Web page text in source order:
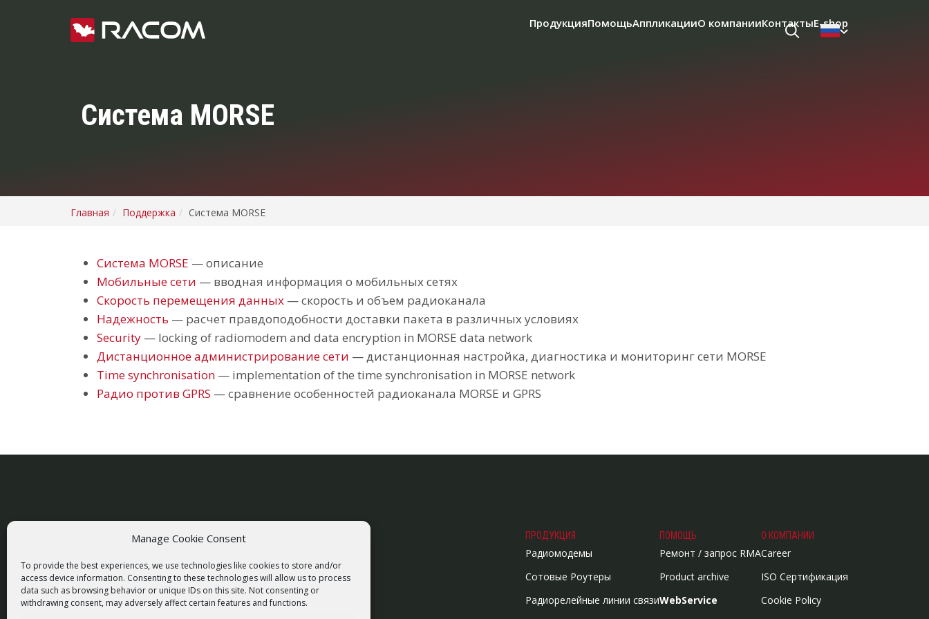
Manage Cookie Consent
To provide the best experiences, we use technologies like cookies to store and/or
access device information. Consenting to these technologies will allow us to process
data such as browsing behavior or unique IDs on this site. Not consenting or
withdrawing consent, may adversely affect certain features and functions.
ПродукцияПомощьАппликацииО компанииКонтактыE-shop
Система MORSE
Главная Поддержка Система MORSE
Система MORSE — описание
Мобильные сети — вводная информация о мобильных сетях
Скорость перемещения данных — скорость и объем радиоканала
Надежность — расчет правдоподобности доставки пакета в различных условиях
Security — locking of radiomodem and data encryption in MORSE data network
Дистанционное администрирование сети — дистанционная настройка, диагностика и мониторинг сети MORSE
Time synchronisation — implementation of the time synchronisation in MORSE network
Радио против GPRS — сравнение особенностей радиоканала MORSE и GPRS
racom@racom.eu
+420 722 937 522
ПРОДУКЦИЯ
Радиомодемы
Сотовые Роутеры
Радиорелейные линии связи
ПОМОЩЬ
Ремонт / запрос RMA
Product archive
WebService
О КОМПАНИИ
Career
ISO Сертификация
Cookie Policy